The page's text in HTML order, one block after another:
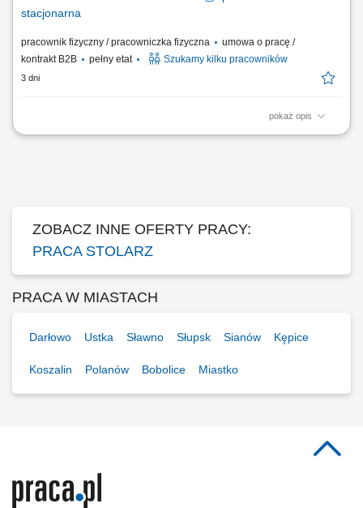
stacjonarna
pracownik fizyczny / pracowniczka fizyczna
umowa o pracę /
kontrakt B2B
pełny etat Szukamy kilku pracowników
3 dni
pokaż opis
Zakres obowiązków: Prefabrykacja i montaż zabudowy meblowej oraz
ZOBACZ INNE OFERTY PRACY:
PRACA STOLARZ
PRACA W MIASTACH
Darłowo Ustka Sławno Słupsk Sianów Kępice
Koszalin Polanów Bobolice Miastko